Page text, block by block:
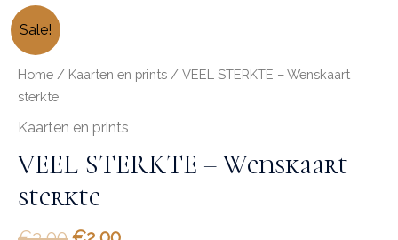
Sale!
Home / Kaarten en prints / VEEL STERKTE – Wenskaart
sterkte
Kaarten en prints
VEEL STERKTE – Wenskaart
sterkte